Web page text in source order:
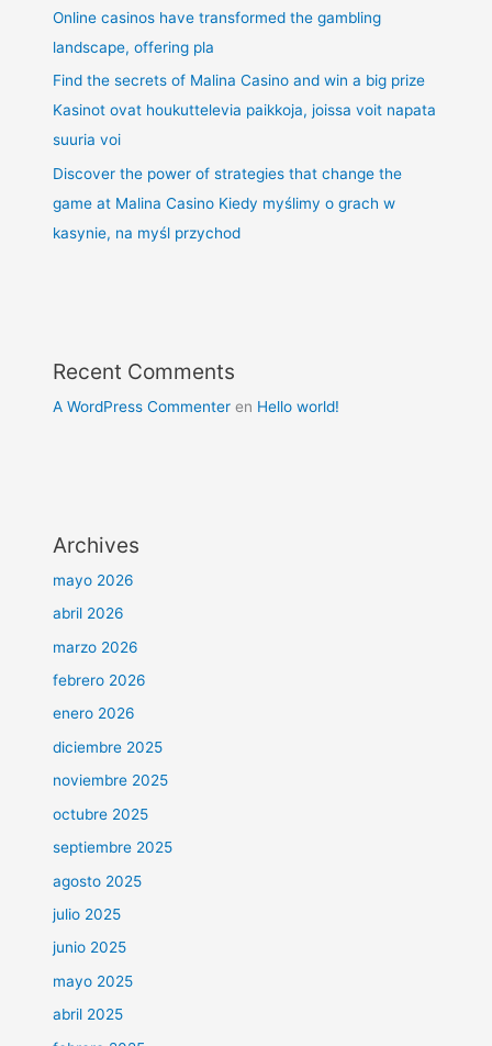
Online casinos have transformed the gambling
landscape, offering pla
Find the secrets of Malina Casino and win a big prize
Kasinot ovat houkuttelevia paikkoja, joissa voit napata
suuria voi
Discover the power of strategies that change the
game at Malina Casino Kiedy myślimy o grach w
kasynie, na myśl przychod
Recent Comments
A WordPress Commenter en Hello world!
Archives
mayo 2026
abril 2026
marzo 2026
febrero 2026
enero 2026
diciembre 2025
noviembre 2025
octubre 2025
septiembre 2025
agosto 2025
julio 2025
junio 2025
mayo 2025
abril 2025